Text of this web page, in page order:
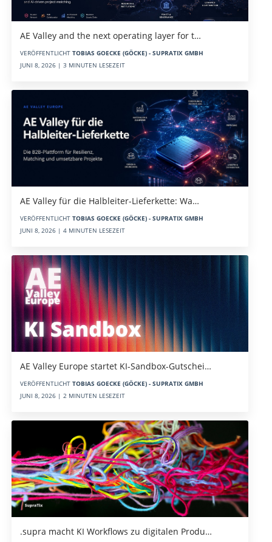
AE Valley and the next operating layer for t…
VERÖFFENTLICHT TOBIAS GOECKE (GÖCKE) - SUPRATIX GMBH
JUNI 8, 2026 | 3 MINUTEN LESEZEIT
AE Valley für die Halbleiter-Lieferkette: Wa…
VERÖFFENTLICHT TOBIAS GOECKE (GÖCKE) - SUPRATIX GMBH
JUNI 8, 2026 | 4 MINUTEN LESEZEIT
AE Valley Europe startet KI-Sandbox-Gutschei…
VERÖFFENTLICHT TOBIAS GOECKE (GÖCKE) - SUPRATIX GMBH
JUNI 8, 2026 | 2 MINUTEN LESEZEIT
.supra macht KI Workflows zu digitalen Produ…